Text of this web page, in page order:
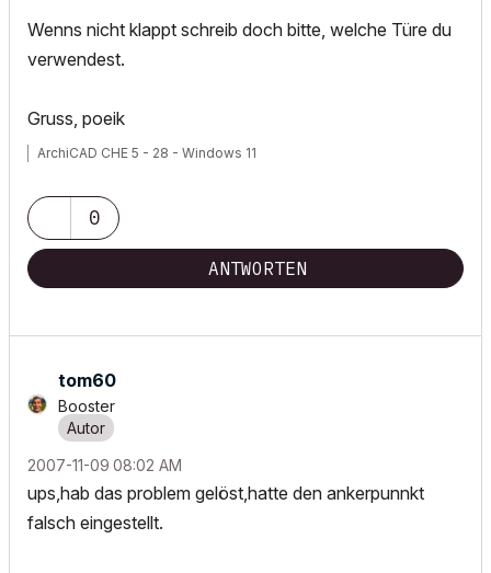
Wenns nicht klappt schreib doch bitte, welche Türe du
verwendest.
Gruss, poeik
ArchiCAD CHE 5 - 28 - Windows 11
0
ANTWORTEN
tom60
Booster
‎2007-11-09 08:02 AM
ups,hab das problem gelöst,hatte den ankerpunnkt
falsch eingestellt.